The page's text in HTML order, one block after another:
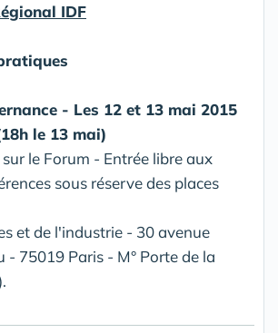
IDF
- Les 12 et 13 mai 2015
le 13 mai)
le Forum - Entrée libre aux
sous réserve des places
et de l'industrie - 30 avenue
- 75019 Paris - M° Porte de la